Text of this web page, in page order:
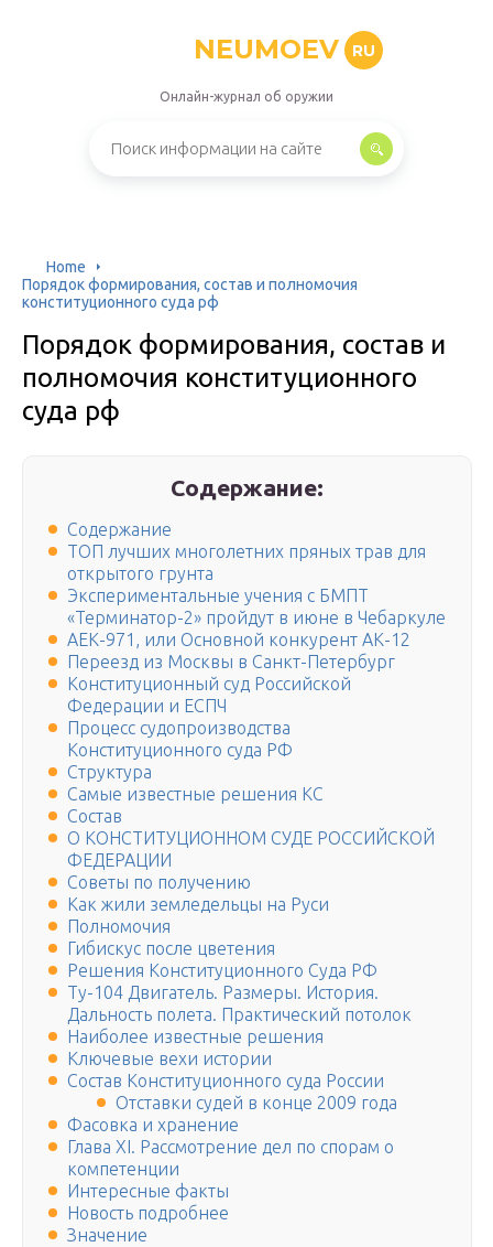
NEUMOEV RU
Онлайн-журнал об оружии
Home
Порядок формирования, состав и полномочия
конституционного суда рф
Порядок формирования, состав и
полномочия конституционного
суда рф
Содержание:
Содержание
ТОП лучших многолетних пряных трав для
открытого грунта
Экспериментальные учения с БМПТ
«Терминатор-2» пройдут в июне в Чебаркуле
АЕК-971, или Основной конкурент АК-12
Переезд из Москвы в Санкт-Петербург
Конституционный суд Российской
Федерации и ЕСПЧ
Процесс судопроизводства
Конституционного суда РФ
Структура
Самые известные решения КС
Состав
О КОНСТИТУЦИОННОМ СУДЕ РОССИЙСКОЙ
ФЕДЕРАЦИИ
Советы по получению
Как жили земледельцы на Руси
Полномочия
Гибискус после цветения
Решения Конституционного Суда РФ
Ту-104 Двигатель. Размеры. История.
Дальность полета. Практический потолок
Наиболее известные решения
Ключевые вехи истории
Состав Конституционного суда России
Отставки судей в конце 2009 года
Фасовка и хранение
Глава XI. Рассмотрение дел по спорам о
компетенции
Интересные факты
Новость подробнее
Значение